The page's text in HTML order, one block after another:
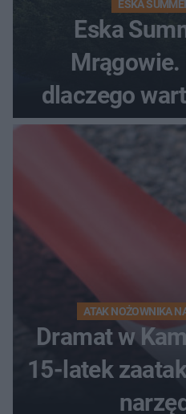
ESKA
Eska
Mrągowie.
dlaczego
kierunek
ATAK NOŻOWNIKA
Dramat w
15-latek